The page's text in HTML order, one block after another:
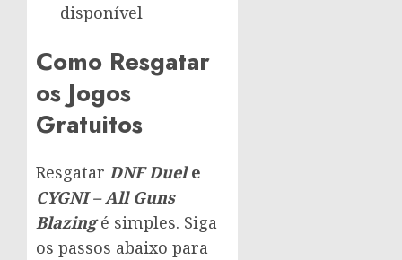
disponível
Como Resgatar
os Jogos
Gratuitos
Resgatar DNF Duele
CYGNI – All Guns
Blazingé simples. Siga
os passos abaixo para